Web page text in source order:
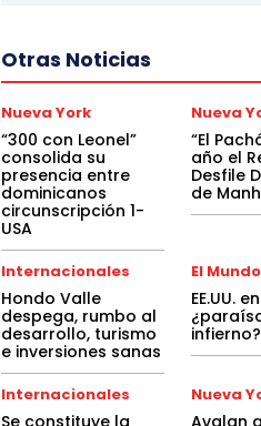
Otras Noticias
Nueva York
“300 con Leonel”
consolida su
presencia entre
dominicanos
circunscripción 1-
USA
Nueva
“El
año el
Desfile
de
Internacionales
Hondo Valle
despega, rumbo al
desarrollo, turismo
e inversiones sanas
El Mundo
EE.UU.
infierno?
Internacionales
Se constituye la
Nueva
Avalan